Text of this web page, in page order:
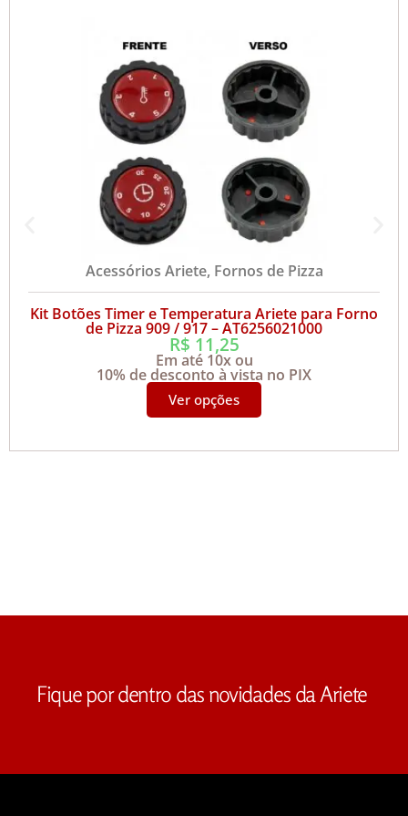
Acessórios Ariete, Fornos de Pizza
Kit Botões Timer e Temperatura Ariete para Forno
de Pizza 909 / 917 – AT6256021000
R$ 11,25
Em até 10x ou
10% de desconto à vista no PIX
Ver opções
Fique por dentro das novidades da Ariete